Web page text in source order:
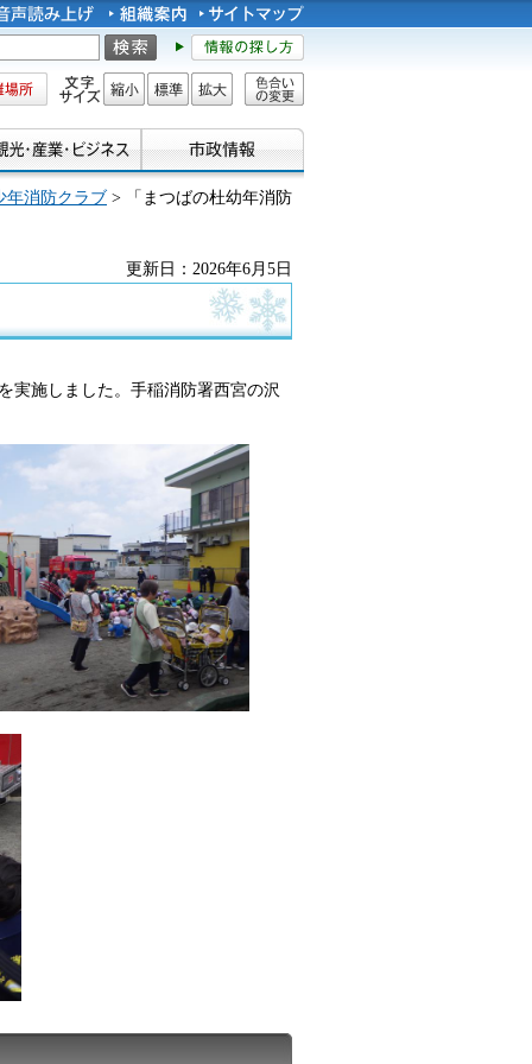
文字サイズ
縮小 標準 拡大
色合い
年消防クラブ > 「まつばの杜幼年消防
更新日：2026年6月5日
実施しました。手稲消防署西宮の沢